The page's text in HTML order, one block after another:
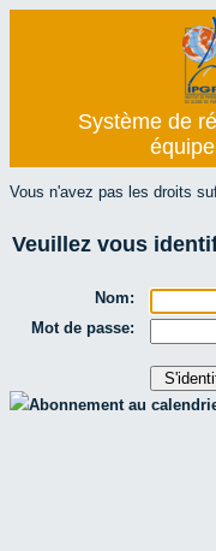
Système de
Vous n'avez pas les droits
Veuillez vous
Nom:
Mot de passe:
Abonnement au